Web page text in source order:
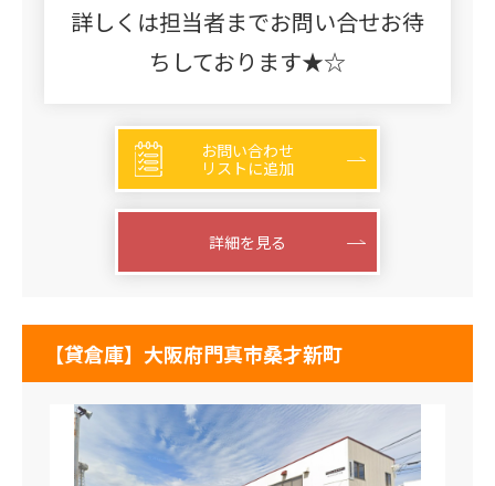
詳しくは担当者までお問い合せお待
ちしております★☆
お問い合わせ
リストに追加
詳細を見る
【貸倉庫】大阪府門真市桑才新町